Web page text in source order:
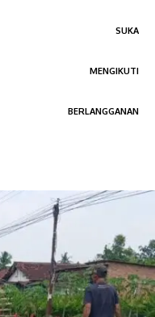
SUKA
MENGIKUTI
BERLANGGANAN